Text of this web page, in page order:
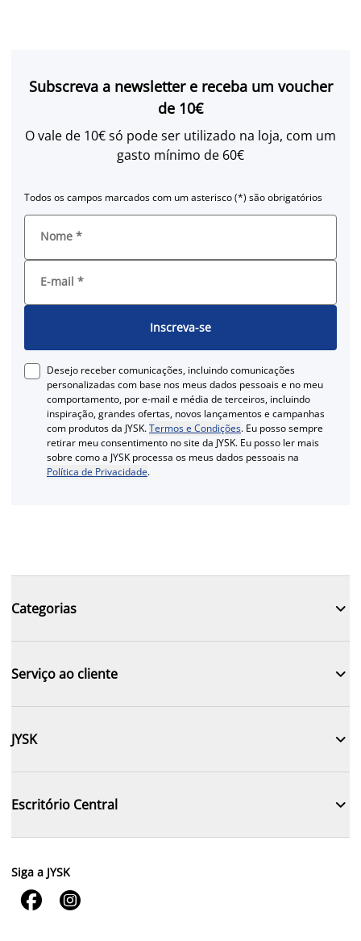
Subscreva a newsletter e receba um voucher
de 10€
O vale de 10€ só pode ser utilizado na loja, com um
gasto mínimo de 60€
Todos os campos marcados com um asterisco (*) são obrigatórios
Nome *
E-mail *
Inscreva-se
Desejo receber comunicações, incluindo comunicações
personalizadas com base nos meus dados pessoais e no meu
comportamento, por e-mail e média de terceiros, incluindo
inspiração, grandes ofertas, novos lançamentos e campanhas
com produtos da JYSK.Termos e Condições. Eu posso sempre
retirar meu consentimento no site da JYSK. Eu posso ler mais
sobre como a JYSK processa os meus dados pessoais na
Política de Privacidade.
Categorias 
Serviço ao cliente 
JYSK 
Escritório Central 
Siga a JYSK
 